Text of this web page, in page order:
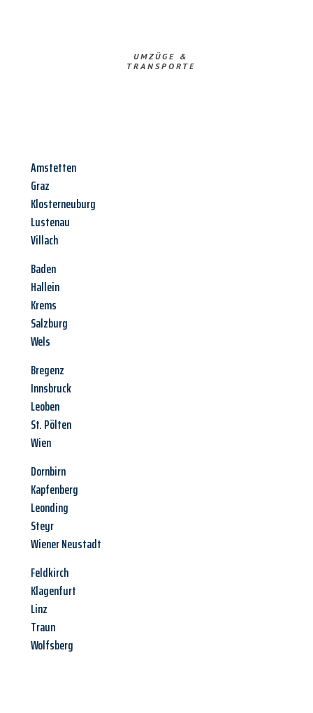
UMZÜGE &
TRANSPORTE
Amstetten
Graz
Klosterneuburg
Lustenau
Villach
Baden
Hallein
Krems
Salzburg
Wels
Bregenz
Innsbruck
Leoben
St. Pölten
Wien
Dornbirn
Kapfenberg
Leonding
Steyr
Wiener Neustadt
Feldkirch
Klagenfurt
Linz
Traun
Wolfsberg